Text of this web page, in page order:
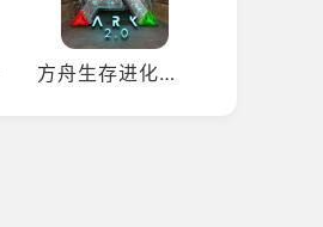
方舟生存进化加速器